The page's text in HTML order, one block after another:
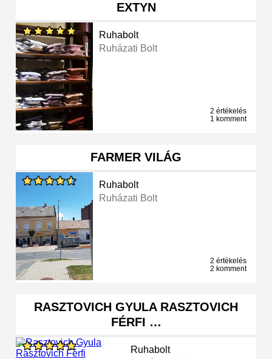
EXTYN
Ruhabolt
Ruházati Bolt
2 értékelés
1 komment
FARMER VILÁG
Ruhabolt
Ruházati Bolt
2 értékelés
2 komment
RASZTOVICH GYULA RASZTOVICH
FÉRFI …
Ruhabolt